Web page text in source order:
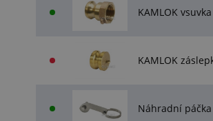
KAMLOK
KAMLOK
Náhradní